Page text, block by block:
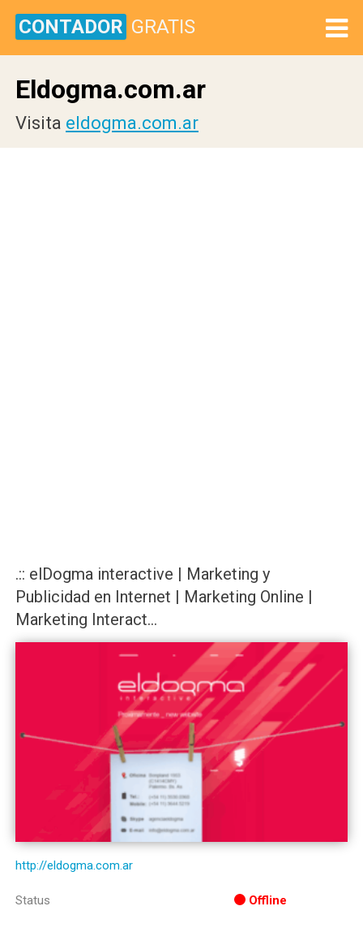
CONTADOR GRATIS
Eldogma.com.ar
Visita eldogma.com.ar
.:: elDogma interactive | Marketing y
Publicidad en Internet | Marketing Online |
Marketing Interact...
http://eldogma.com.ar
Status Offline